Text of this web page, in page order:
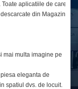
aplicatiile de care
din Magazinul
mai multa imagine pe
eleganta de
spatiul dvs. de locuit.